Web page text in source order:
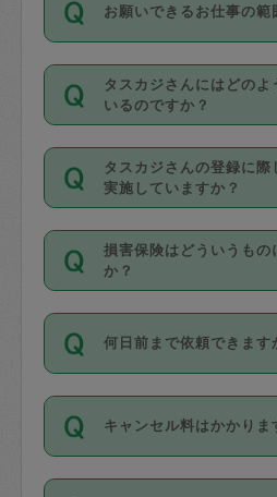
銀行振込や現金払いも
なお、タスカジさんの
金のご請求と合わせて
動計算で表示されます
（例：毎週定期の場合
ンセルが有償（1200円
は２回以上のキャンセ
たり３時間です。
・ＡＭ ９時～１２
・ＰＭ １３時～１６時
・夜 １８時～２１
開始時間を２時間前後
能です。依頼送信後、
んにメッセージを送り
い。ただし、２時間を
時間も被らない場合、
お願いできるお仕事の範
掃除、整理収納、洗濯
作り置きです。タスカ
きる仕事の範囲が異な
する前にタスカジさん
確認してください。
基本的に、高所での作
外での作業は対象外で
タスカジさんにはどの
いるのですか？
主婦として長年の家事
方、栄養士・調理師と
育園や学校の給食やレ
係の専門職に従事され
すでにハウスキーパー
てお仕事をしているフ
社員など様々なバック
登録しています。
日本語も話せる方など
タスカジさんの登録に
実施していますか？
応募の際に、各自事務
を行っています。その
写真提出をしていただ
確認しています。タス
ング動画を使ったセル
現場トライアルを受け
ジさんが活動されてい
損害保険はどういうもの
か？
依頼者とタスカジさん
を通して成立した作業
適用されます。作業範
です。作業中に物を壊
をさせたりした場合が
何日前まで依頼できます
ご依頼は、現在を起点
以降）の日時から受付
す。
キャンセル料はかかりま
キャンセル料には、以